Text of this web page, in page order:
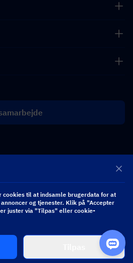
Køb nu
PTE.LTD. All Rights Reserved.
cookies til at indsamle brugerdata for at
og tjenester. Klik på "Accepter
juster via "Tilpas" eller cookie-